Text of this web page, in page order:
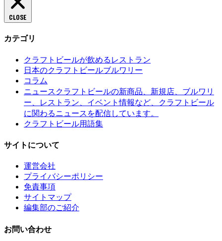
CLOSE
カテゴリ
クラフトビールが飲めるレストラン
日本のクラフトビールブルワリー
コラム
ニュース クラフトビールの新商品、新規店、ブルワリ
ー、レストラン、イベント情報など、クラフトビール
に関わるニュースを配信しています。
クラフトビール用語集
サイトについて
運営会社
プライバシーポリシー
免責事項
サイトマップ
編集部のご紹介
お問い合わせ